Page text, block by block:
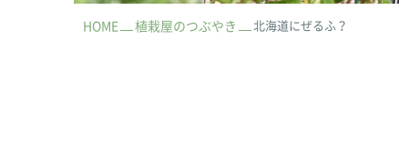
HOME 植栽屋のつぶやき 北海道にぜるふ？